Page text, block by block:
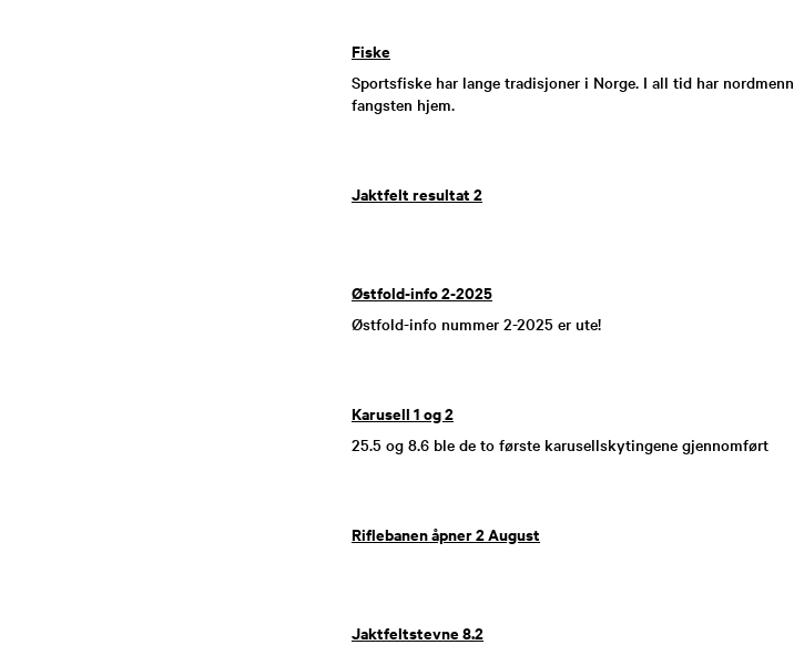
Fiske
Sportsfiske har lange tradisjoner i Norge. I all tid har
fangsten hjem.
Jaktfelt resultat 2
Østfold-info 2-2025
Østfold-info nummer 2-2025 er ute!
Karusell 1 og 2
25.5 og 8.6 ble de to første karusellskytingene gjennomført
Riflebanen åpner 2 August
Jaktfeltstevne 8.2